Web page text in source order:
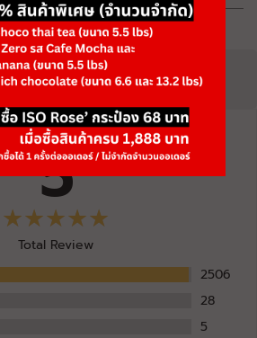
Review
5
Total Review
2506
28
5